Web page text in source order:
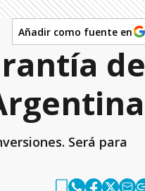
Añadir como fuente en
de
Será para